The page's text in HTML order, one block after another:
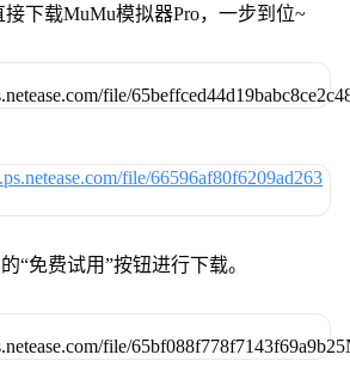
下载MuMu模拟器Pro，一步到位~
“免费试用”按钮进行下载。